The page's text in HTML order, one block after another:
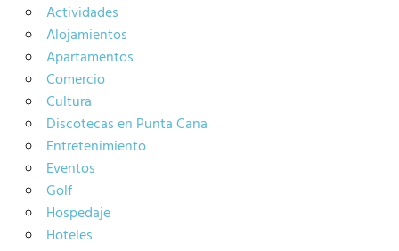
Actividades
Alojamientos
Apartamentos
Comercio
Cultura
Discotecas en Punta Cana
Entretenimiento
Eventos
Golf
Hospedaje
Hoteles